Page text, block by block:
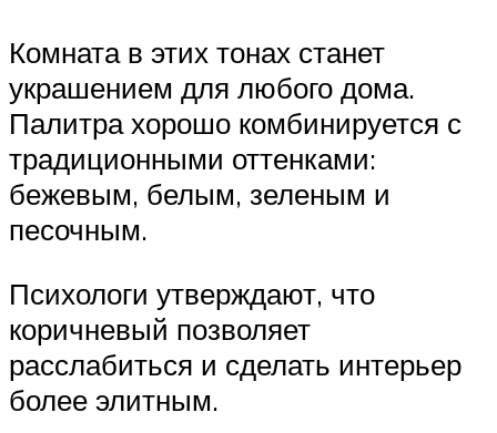
Комната в этих тонах станет
украшением для любого дома.
Палитра хорошо комбинируется с
традиционными оттенками:
бежевым, белым, зеленым и
песочным.
Психологи утверждают, что
коричневый позволяет
расслабиться и сделать интерьер
более элитным.